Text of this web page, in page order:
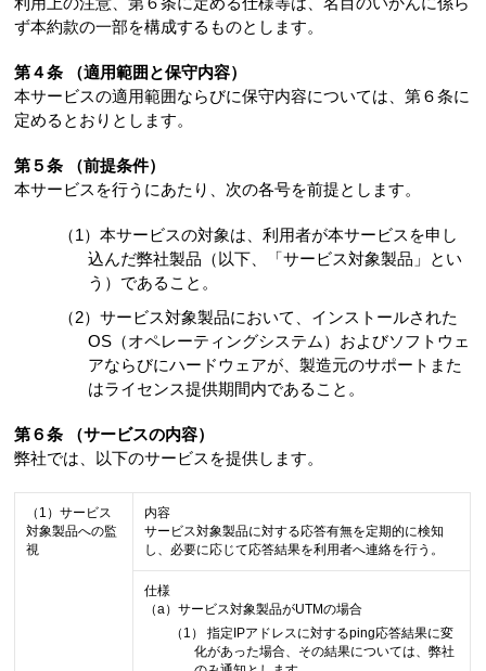
ず本約款の一部を構成するものとします。
第４条 （適用範囲と保守内容）
本サービスの適用範囲ならびに保守内容については、第６条に
定めるとおりとします。
第５条 （前提条件）
本サービスを行うにあたり、次の各号を前提とします。
（1）本サービスの対象は、利用者が本サービスを申し
込んだ弊社製品（以下、「サービス対象製品」とい
う）であること。
（2）サービス対象製品において、インストールされた
OS（オペレーティングシステム）およびソフトウェ
アならびにハードウェアが、製造元のサポートまた
はライセンス提供期間内であること。
第６条 （サービスの内容）
弊社では、以下のサービスを提供します。
（1）サービス
対象製品への監
視
内容
サービス対象製品に対する応答有無を定期的に検知
し、必要に応じて応答結果を利用者へ連絡を行う。
仕様
（a）サービス対象製品がUTMの場合
（1） 指定IPアドレスに対するping応答結果に変
化があった場合、その結果については、弊社